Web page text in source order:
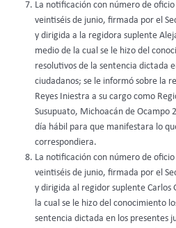
La notificación con número de
veintiséis de junio, firmada por el
y dirigida a la regidora suplente
medio de la cual se le hizo del
resolutivos de la sentencia dictada
ciudadanos; se le informó sobre la
Reyes Iniestra a su cargo como
Susupuato, Michoacán de Ocampo
día hábil para que manifestara lo
correspondiera.
La notificación con número de
veintiséis de junio, firmada por el
y dirigida al regidor suplente Carlos
la cual se le hizo del conocimiento
sentencia dictada en los presentes